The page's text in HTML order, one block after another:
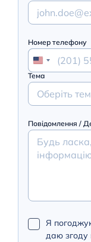
Номер телефону
Тема
Оберіть
Повідомлення /
Я
даю згоду